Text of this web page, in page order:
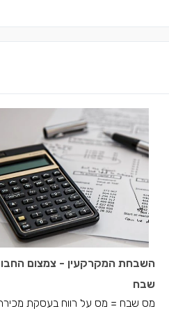
השבחת המקרקעין - צמצום
שבח
מס שבח = מס על רווח בעסקת